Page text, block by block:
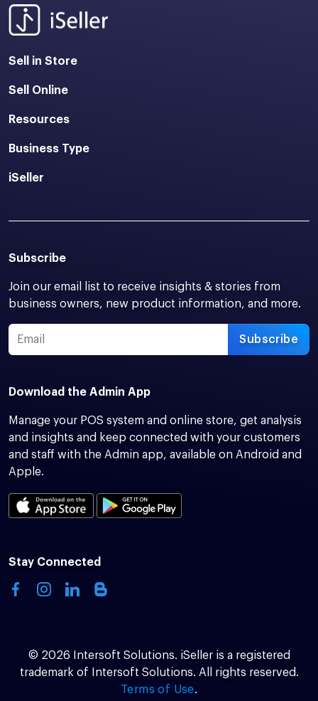
Sell in Store
Sell Online
Resources
Business Type
iSeller
Subscribe
Join our email list to receive insights & stories from
business owners, new product information, and more.
Subscribe
Download the Admin App
Manage your POS system and online store, get analysis
and insights and keep connected with your customers
and staff with the Admin app, available on Android and
Apple.
Stay Connected
© 2026 Intersoft Solutions. iSeller is a registered
trademark of Intersoft Solutions. All rights reserved.
Terms of Use.